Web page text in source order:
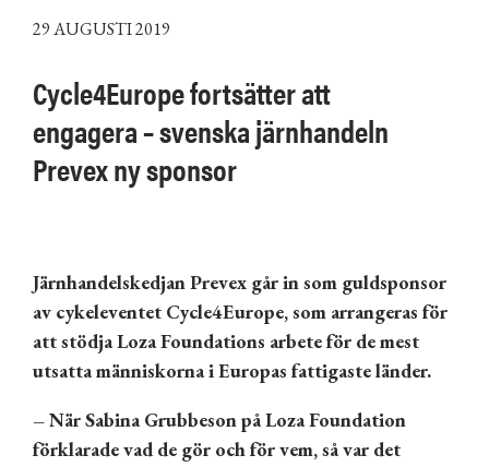
29 AUGUSTI 2019
Cycle4Europe fortsätter att
engagera–svenska järnhandeln
Prevex ny sponsor
Järnhandelskedjan Prevex går in som guldsponsor
av cykeleventet Cycle4Europe, som arrangeras för
att stödja Loza Foundations arbete för de mest
utsatta människorna i Europas fattigaste länder.
– När Sabina Grubbeson på Loza Foundation
förklarade vad de gör och för vem, så var det